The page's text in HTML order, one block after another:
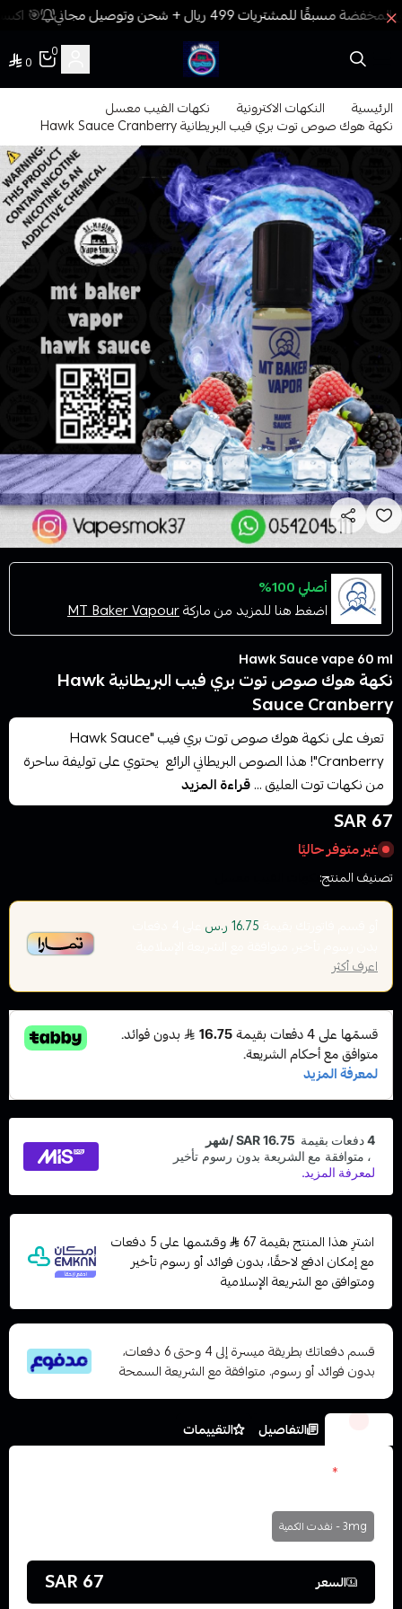
🎯
فيب المدينة
0
0
الرئيسية النكهات الاكترونية نكهات الفيب معسل
نكهة هوك صوص توت بري فيب البريطانية Hawk Sauce Cranberry
أصلي 100%
اضغط هنا للمزيد من ماركةMT Baker Vapour
Hawk Sauce vape 60 ml
نكهة هوك صوص توت بري فيب البريطانية Hawk
Sauce Cranberry
تعرف على نكهة هوك صوص توت بري فيب "Hawk Sauce
Cranberry"! هذا الصوص البريطاني الرائع يحتوي على توليفة ساحرة
من نكهات توت العليق ...قراءة المزيد
67 SAR
غير متوفر حاليًا
تصنيف المنتج:
16.75 ر.س
اعرف أكثر
اشترِ هذا المنتج بقيمة 67
وقسّمها على 5 دفعات
مع إمكان ادفع لاحقًا، بدون فوائد أو رسوم تأخير
ومتوافق مع الشريعة الإسلامية
قسم دفعاتك بطريقة ميسرة إلى 4 وحتى 6 دفعات،
بدون فوائد أو رسوم. متوافقة مع الشريعة السمحة
التفاصيل
التقييمات
*
3mg - نفدت الكمية
السعر 67 SAR